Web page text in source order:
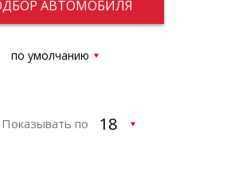
АВТОМОБИЛЯ
Показывать по